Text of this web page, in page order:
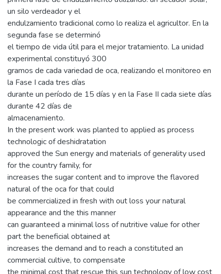
un silo verdeador y el
endulzamiento tradicional como lo realiza el agricultor. En la
segunda fase se determinó
el tiempo de vida útil para el mejor tratamiento. La unidad
experimental constituyó 300
gramos de cada variedad de oca, realizando el monitoreo en
la Fase I cada tres días
durante un período de 15 días y en la Fase II cada siete días
durante 42 días de
almacenamiento.
In the present work was planted to applied as process
technologic of deshidratation
approved the Sun energy and materials of generality used
for the country family, for
increases the sugar content and to improve the flavored
natural of the oca for that could
be commercialized in fresh with out loss your natural
appearance and the this manner
can guaranteed a minimal loss of nutritive value for other
part the beneficial obtained at
increases the demand and to reach a constituted an
commercial cultive, to compensate